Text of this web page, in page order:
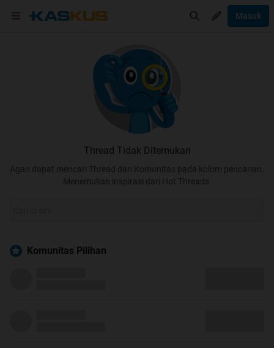
Masuk
Thread Tidak Ditemukan
Agan dapat mencari Thread dan Komunitas pada kolom pencarian.
Menemukan inspirasi dari Hot Threads.
Komunitas Pilihan